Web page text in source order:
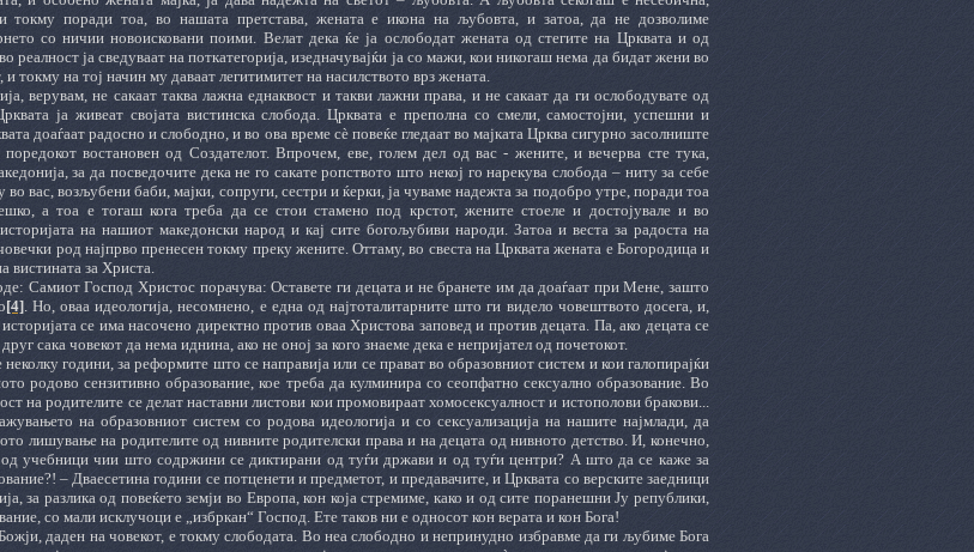
и токму поради тоа, во нашата претстава, жената е икона на љубовта, и затоа, да не дозволиме
со ничии новоисковани поими. Велат дека ќе ја ослободат жената од стегите на Црквата и од
реалност ја сведуваат на поткатегорија, изедначувајќи ја со мажи, кои никогаш нема да бидат жени во
и токму на тој начин му даваат легитимитет на насилството врз жената.
верувам, не сакаат таква лажна еднаквост и такви лажни права, и не сакаат да ги ослободувате од
ја живеат својата вистинска слобода. Црквата е преполна со смели, самостојни, успешни и
доаѓаат радосно и слободно, и во ова време сè повеќе гледаат во мајката Црква сигурно засолниште
поредокот востановен од Создателот. Впрочем, еве, голем дел од вас - жените, и вечерва сте тука,
за да посведочите дека не го сакате ропството што некој го нарекува слобода ‒ ниту за себе
во вас, возљубени баби, мајки, сопруги, сестри и ќерки, ја чуваме надежта за подобро утре, поради тоа
а тоа е тогаш кога треба да се стои стамено под крстот, жените стоеле и достојувале и во
на нашиот македонски народ и кај сите богољубиви народи. Затоа и веста за радоста на
род најпрво пренесен токму преку жените. Оттаму, во свеста на Црквата жената е Богородица и
вистината за Христа.
Самиот Господ Христос порачува: Оставете ги децата и не бранете им да доаѓаат при Мене, зашто
[4]. Но, оваа идеологија, несомнено, е една од најтоталитарните што ги видело човештвото досега, и,
се има насочено директно против оваа Христова заповед и против децата. Па, ако децата се
сака човекот да нема иднина, ако не оној за кого знаеме дека е непријател од почетокот.
години, за реформите што се направија или се прават во образовниот систем и кои галопирајќи
родово сензитивно образование, кое треба да кулминира со сеопфатно сексуално образование. Во
на родителите се делат наставни листови кои промовираат хомосексуалност и истополови бракови...
на образовниот систем со родова идеологија и со сексуализација на нашите најмлади, да
лишување на родителите од нивните родителски права и на децата од нивното детство. И, конечно,
учебници чии што содржини се диктирани од туѓи држави и од туѓи центри? А што да се каже за
‒ Дваесетина години се потценети и предметот, и предавачите, и Црквата со верските заедници
за разлика од повеќето земји во Европа, кон која стремиме, како и од сите поранешни Ју републики,
со мали исклучоци е „избркан“ Господ. Ете таков ни е односот кон верата и кон Бога!
даден на човекот, е токму слободата. Во неа слободно и непринудно избравме да ги љубиме Бога